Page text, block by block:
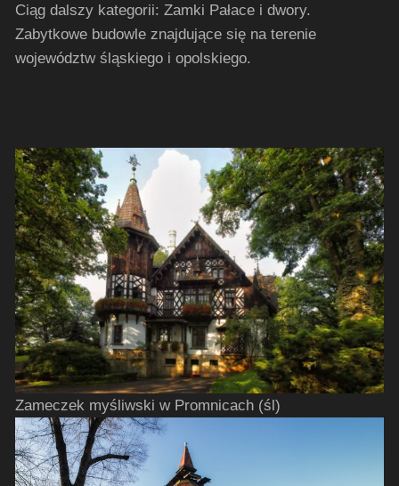
Ciąg dalszy kategorii: Zamki Pałace i dwory.
Zabytkowe budowle znajdujące się na terenie
województw śląskiego i opolskiego.
Zameczek myśliwski w Promnicach (śl)